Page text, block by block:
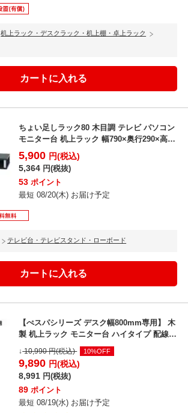
机上ラック・デスクラック・机上棚・卓上ラック
ちょい足しラック80 木目調 テレビ パソコン
モニター台 机上ラック 幅790×奥行290×高さ
1...
5,900 円(税込)
5,364 円(税抜)
53 ポイント
最短 08/20(木) お届け予定
テレビ台・テレビスタンド・ローボード
【ぺスパシリーズ デスク幅800mm専用】 木
製 机上ラック モニター台 ハイタイプ 配線機
↓10,990円(税込) 10%OFF
9,890 円(税込)
8,991 円(税抜)
89 ポイント
最短 08/19(水) お届け予定